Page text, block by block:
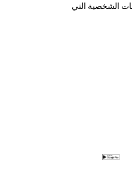
الشخصية التي